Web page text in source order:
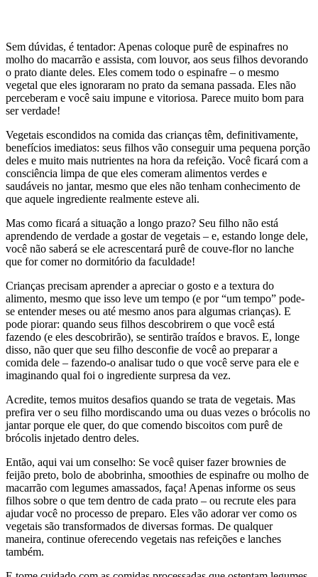
Sem dúvidas, é tentador: Apenas coloque purê de espinafres no
molho do macarrão e assista, com louvor, aos seus filhos devorando
o prato diante deles. Eles comem todo o espinafre – o mesmo
vegetal que eles ignoraram no prato da semana passada. Eles não
perceberam e você saiu impune e vitoriosa. Parece muito bom para
ser verdade!
Vegetais escondidos na comida das crianças têm, definitivamente,
benefícios imediatos: seus filhos vão conseguir uma pequena porção
deles e muito mais nutrientes na hora da refeição. Você ficará com a
consciência limpa de que eles comeram alimentos verdes e
saudáveis no jantar, mesmo que eles não tenham conhecimento de
que aquele ingrediente realmente esteve ali.
Mas como ficará a situação a longo prazo? Seu filho não está
aprendendo de verdade a gostar de vegetais – e, estando longe dele,
você não saberá se ele acrescentará purê de couve-flor no lanche
que for comer no dormitório da faculdade!
Crianças precisam aprender a apreciar o gosto e a textura do
alimento, mesmo que isso leve um tempo (e por “um tempo” pode-
se entender meses ou até mesmo anos para algumas crianças). E
pode piorar: quando seus filhos descobrirem o que você está
fazendo (e eles descobrirão), se sentirão traídos e bravos. E, longe
disso, não quer que seu filho desconfie de você ao preparar a
comida dele – fazendo-o analisar tudo o que você serve para ele e
imaginando qual foi o ingrediente surpresa da vez.
Acredite, temos muitos desafios quando se trata de vegetais. Mas
prefira ver o seu filho mordiscando uma ou duas vezes o brócolis no
jantar porque ele quer, do que comendo biscoitos com purê de
brócolis injetado dentro deles.
Então, aqui vai um conselho: Se você quiser fazer brownies de
feijão preto, bolo de abobrinha, smoothies de espinafre ou molho de
macarrão com legumes amassados, faça! Apenas informe os seus
filhos sobre o que tem dentro de cada prato – ou recrute eles para
ajudar você no processo de preparo. Eles vão adorar ver como os
vegetais são transformados de diversas formas. De qualquer
maneira, continue oferecendo vegetais nas refeições e lanches
também.